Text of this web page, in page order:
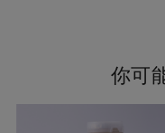
你可